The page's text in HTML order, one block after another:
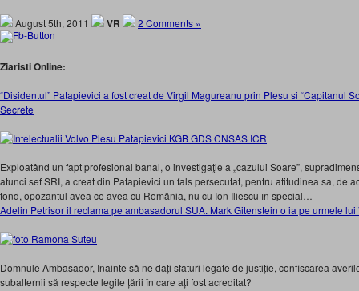
August 5th, 2011 VR 2 Comments »
Ziaristi Online:
“Disidentul” Patapievici a fost creat de Virgil Magureanu prin Plesu si “Capitanul
Secrete
Exploatând un fapt profesional banal, o investigaţie a „cazului Soare”,
atunci sef SRI, a creat din Patapievici un fals persecutat, pentru atitudinea sa, de
fond, opozantul avea ce avea cu România, nu cu Ion Iliescu în special…
Adelin Petrisor il reclama pe ambasadorul SUA. Mark Gitenstein o ia pe urmele lui
Domnule Ambasador, Inainte să ne dați sfaturi legate de justiție, confiscarea
subalternii să respecte legile țării în care ați fost acreditat?